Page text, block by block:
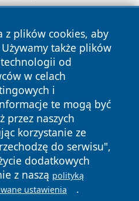
z plików cookies, aby
Używamy także plików
od
w celach
i
te mogą być
przez naszych
korzystanie ze
do serwisu",
dodatkowych
z naszą polityką
ustawienia .
Wszystkie prawa
Polityka
Cookies